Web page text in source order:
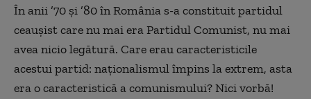
În anii ’70 și ’80 în România s-a constituit partidul
ceaușist care nu mai era Partidul Comunist, nu mai
avea nicio legătură. Care erau caracteristicile
acestui partid: naționalismul împins la extrem, asta
era o caracteristică a comunismului? Nici vorbă!